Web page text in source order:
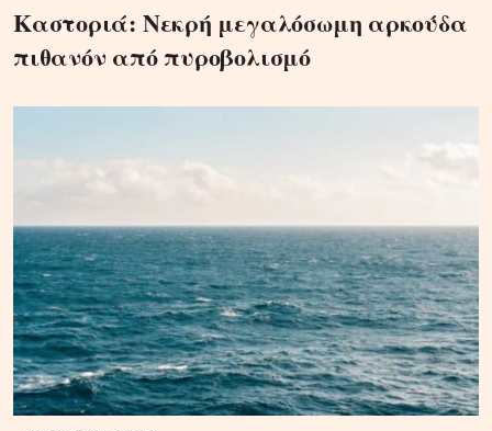
Καστοριά: Νεκρή μεγαλόσωμη αρκούδα
πιθανόν από πυροβολισμό